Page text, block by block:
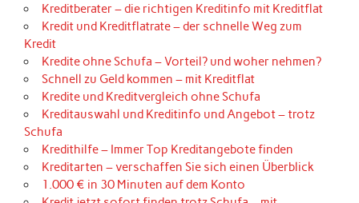
Kreditberater – die richtigen Kreditinfo mit Kreditflat
Kredit und Kreditflatrate – der schnelle Weg zum
Kredit
Kredite ohne Schufa – Vorteil? und woher nehmen?
Schnell zu Geld kommen – mit Kreditflat
Kredite und Kreditvergleich ohne Schufa
Kreditauswahl und Kreditinfo und Angebot – trotz
Schufa
Kredithilfe – Immer Top Kreditangebote finden
Kreditarten – verschaffen Sie sich einen Überblick
1.000 € in 30 Minuten auf dem Konto